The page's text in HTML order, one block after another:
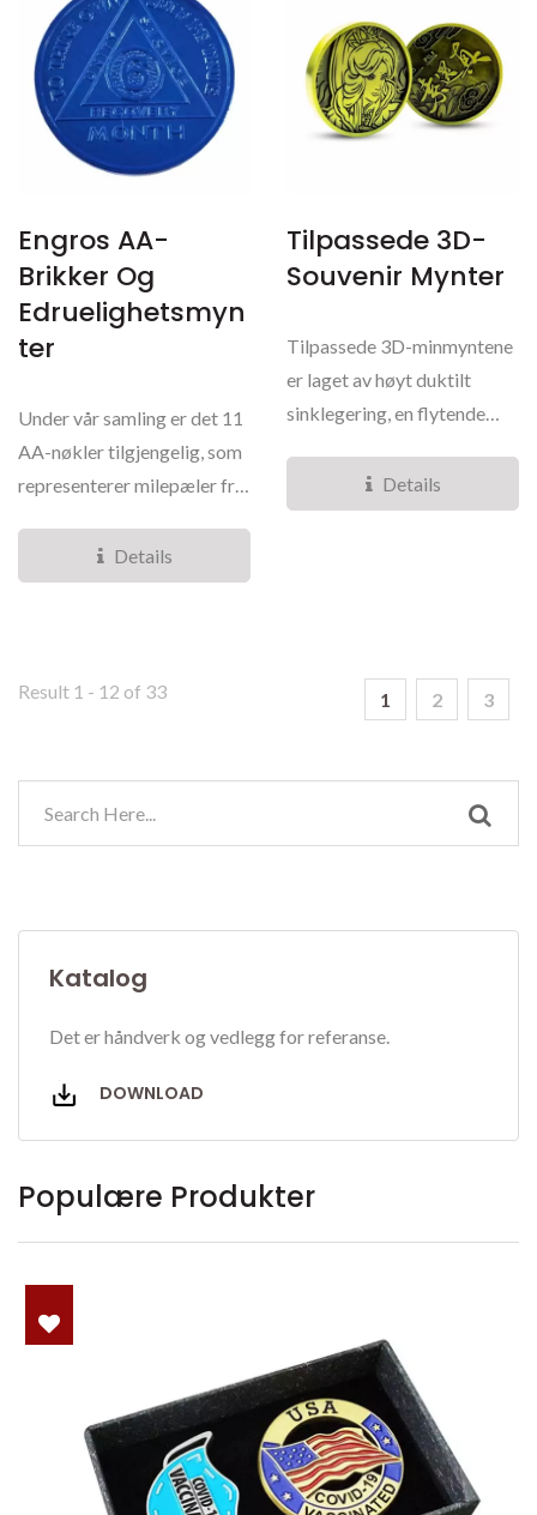
Engros AA-
Brikker Og
Edruelighetsmyn
Ter
Under vår samling er det 11
AA-nøkler tilgjengelig, som
representerer milepæler fra
Details
Tilpassede 3D-
Souvenir Mynter
Tilpassede 3D-minmyntene
er laget av høyt duktilt
sinklegering, en flytende
overskrider...Details
Result 1 - 12 of 33 1 2 3
Katalog
Det er håndverk og vedlegg for referanse.
DOWNLOAD
Populære Produkter